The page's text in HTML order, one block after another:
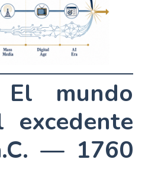
mundo
excedente
— 1760